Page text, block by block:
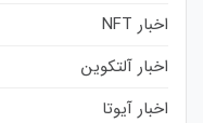
اخبار NFT
اخبار آلتکوین
اخبار آیوتا